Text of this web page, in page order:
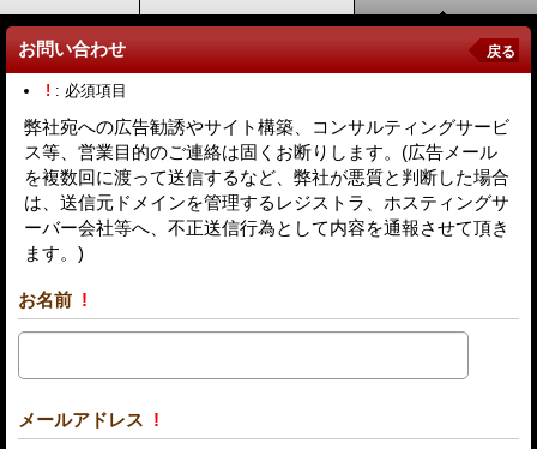
お問い合わせ 戻る
! : 必須項目
弊社宛への広告勧誘やサイト構築、コンサルティングサービ
ス等、営業目的のご連絡は固くお断りします。(広告メール
を複数回に渡って送信するなど、弊社が悪質と判断した場合
は、送信元ドメインを管理するレジストラ、ホスティングサ
ーバー会社等へ、不正送信行為として内容を通報させて頂き
ます。)
お名前 !
メールアドレス !